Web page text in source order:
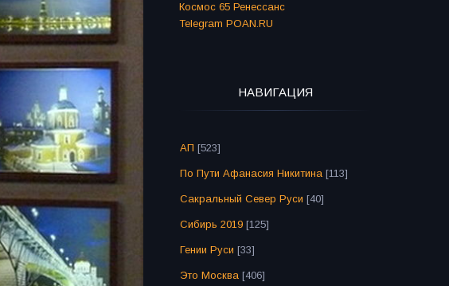
Космос 65 Ренессанс
Telegram POAN.RU
НАВИГАЦИЯ
АП [523]
По Пути Афанасия Никитина [113]
Сакральный Север Руси [40]
Сибирь 2019 [125]
Гении Руси [33]
Это Москва [406]